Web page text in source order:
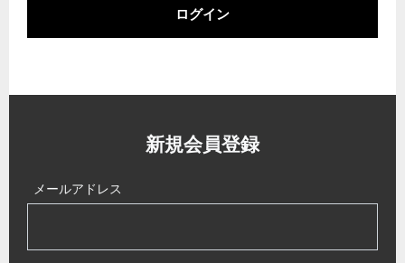
ログイン
新規会員登録
メールアドレス